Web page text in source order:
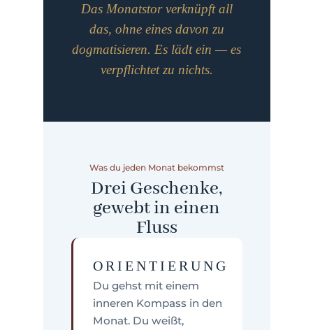
Das Monatstor verknüpft all
das, ohne eines davon zu
dogmatisieren. Es lädt ein — es
verpflichtet zu nichts.
Was du jeden Monat bekommst
Drei Geschenke,
gewebt in einen
Fluss
ORIENTIERUNG
Du gehst mit einem
inneren Kompass in den
Monat. Du weißt,